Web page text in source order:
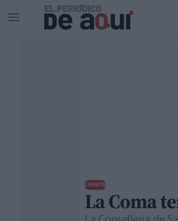
Ir al contenido principal
L'HORTA
La Coma